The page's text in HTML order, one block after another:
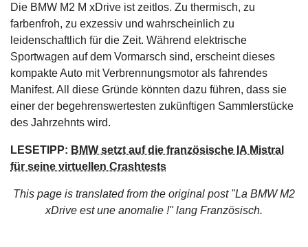
Die BMW M2 M xDrive ist zeitlos. Zu thermisch, zu
farbenfroh, zu exzessiv und wahrscheinlich zu
leidenschaftlich für die Zeit. Während elektrische
Sportwagen auf dem Vormarsch sind, erscheint dieses
kompakte Auto mit Verbrennungsmotor als fahrendes
Manifest. All diese Gründe könnten dazu führen, dass sie
einer der begehrenswertesten zukünftigen Sammlerstücke
des Jahrzehnts wird.
LESETIPP: BMW setzt auf die französische IA Mistral
für seine virtuellen Crashtests
This page is translated from the original post "La BMW M2
xDrive est une anomalie !"lang Französisch.